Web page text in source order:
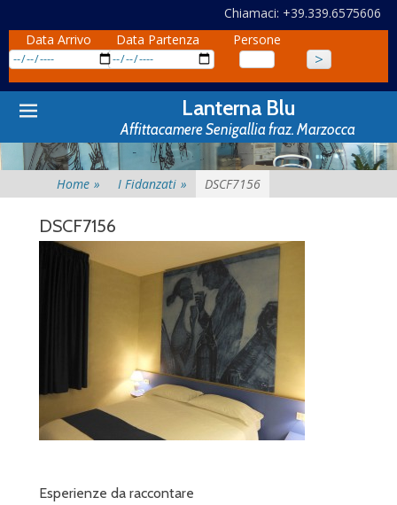
Chiamaci: +39.339.6575606
Data Arrivo
Data Partenza Persone
Primary
Menu
Skip
to
Lanterna Blu
Affittacamere Senigallia fraz. Marzocca
Home » I Fidanzati » DSCF7156
DSCF7156
Esperienze da raccontare